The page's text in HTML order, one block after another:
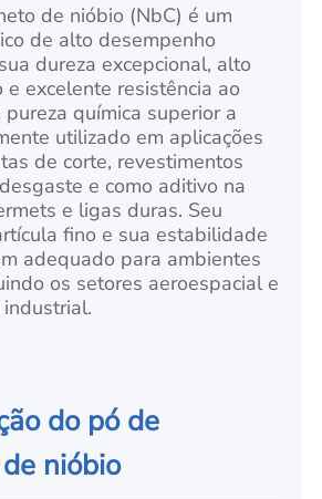
de nióbio (NbC) é um
de alto desempenho
dureza excepcional, alto
excelente resistência ao
química superior a
utilizado em aplicações
de corte, revestimentos
e como aditivo na
e ligas duras. Seu
fino e sua estabilidade
adequado para ambientes
os setores aeroespacial e
do pó de
nióbio